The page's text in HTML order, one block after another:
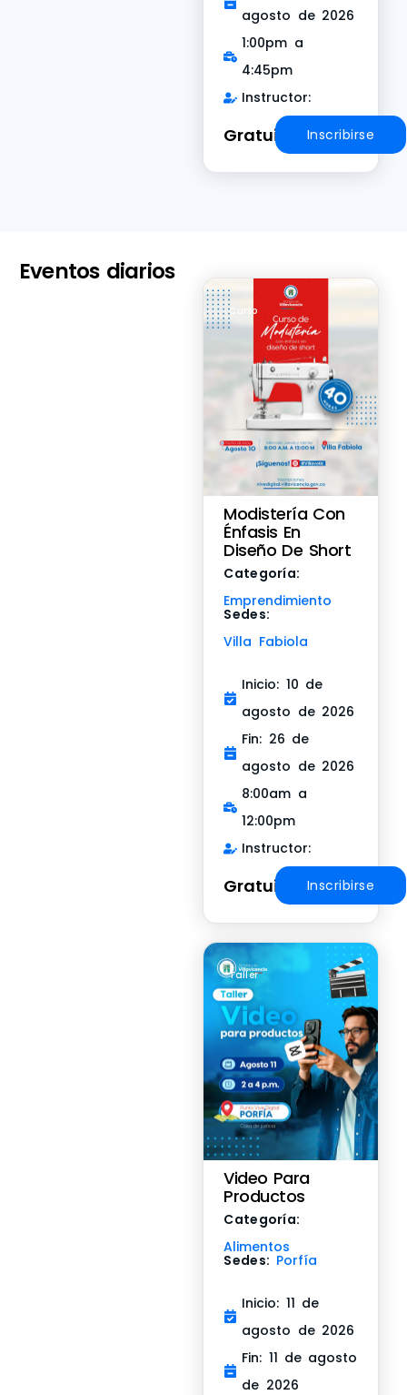
agosto de 2026
1:00pm a
4:45pm
Instructor:
Gratuito Inscribirse
Eventos diarios
Curso
Modistería Con
Énfasis En
Diseño De Short
Categoría:
Emprendimiento
Sedes:
Villa Fabiola
Inicio: 10 de
agosto de 2026
Fin: 26 de
agosto de 2026
8:00am a
12:00pm
Instructor:
Gratuito Inscribirse
Taller
Video Para
Productos
Categoría:
Alimentos
Sedes: Porfía
Inicio: 11 de
agosto de 2026
Fin: 11 de agosto
de 2026